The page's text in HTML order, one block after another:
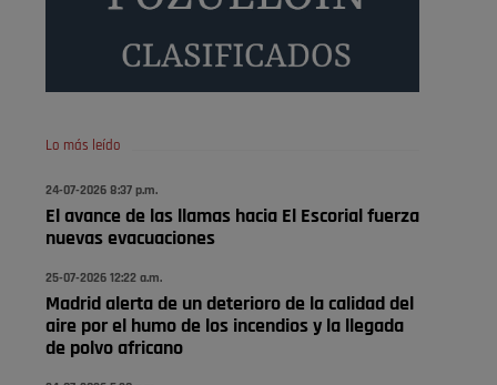
🔴 EXCLUSIVA | El comisario
de la …
😆Durán menos qué un caramelo en la puerta de un
Pozuelo de Alarcón
🔴 EXCLUSIVA | El comisario
de la …
Pozuelo de Alarcón
🔴 EXCLUSIVA | El comisario
de la …
Lo más leído
24-07-2026 8:37 p.m.
El avance de las llamas hacia El Escorial fuerza
nuevas evacuaciones
25-07-2026 12:22 a.m.
Madrid alerta de un deterioro de la calidad del
aire por el humo de los incendios y la llegada
de polvo africano